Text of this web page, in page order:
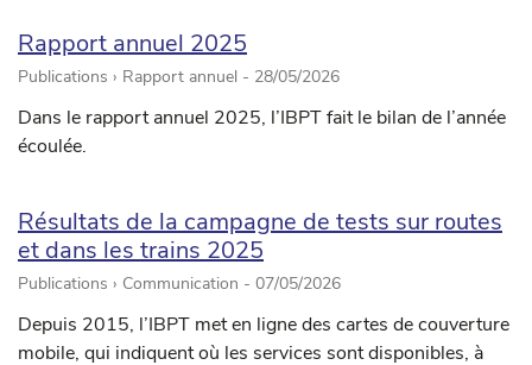
Rapport annuel 2025
Publications › Rapport annuel - 28/05/2026
Dans le rapport annuel 2025, l’IBPT fait le bilan de l’année
écoulée.
Résultats de la campagne de tests sur routes
et dans les trains 2025
Publications › Communication - 07/05/2026
Depuis 2015, l’IBPT met en ligne des cartes de couverture
mobile, qui indiquent où les services sont disponibles, à